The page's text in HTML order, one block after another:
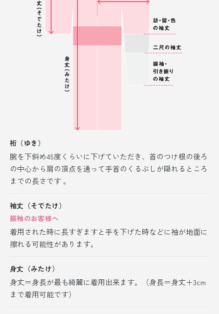
裄（ゆき）
腕を下斜め45度くらいに下げていただき、首のつけ根の後ろ
の中心から肩の頂点を通って手首のくるぶしが隠れるところ
までの長さです 。
袖丈（そでたけ）
振袖のお客様へ
着用された時に長すぎますと手を下げた時などに袖が地面に
擦れる可能性があります。
身丈（みたけ）
身丈＝身長が最も綺麗に着用出来ます。（身長＝身丈＋3cm
まで着用可能です）